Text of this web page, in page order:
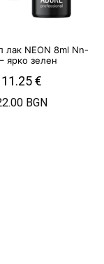
лак NEON 8ml Nn-
ярко зелен
11.25€
BGN